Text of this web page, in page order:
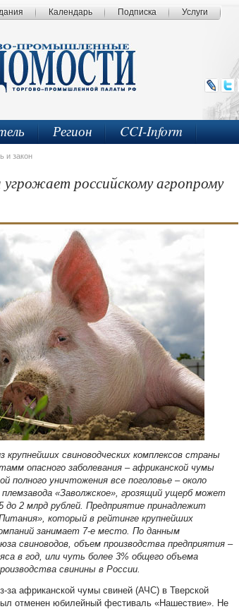
Календарь Подписка Услуги
Регион CCI-Inform
и закон
угрожает российскому агропрому
крупнейших свиноводческих комплексов страны
опасного заболевания – африканской чумы
полного уничтожения все поголовье – около
«Заволжское», грозящий ущерб может
2 млрд рублей. Предприятие принадлежит
который в рейтинге крупнейших
занимает 7-е место. По данным
свиноводов, объем производства предприятия –
в год, или чуть более 3% общего объема
свинины в России.
за африканской чумы свиней (АЧС) в Тверской
отменен юбилейный фестиваль «Нашествие». Не